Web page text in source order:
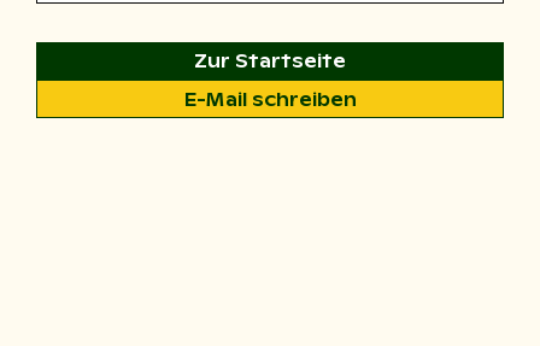
Zur Startseite
E-Mail schreiben